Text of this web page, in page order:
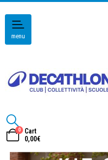
menu
0
Cart
0,00€